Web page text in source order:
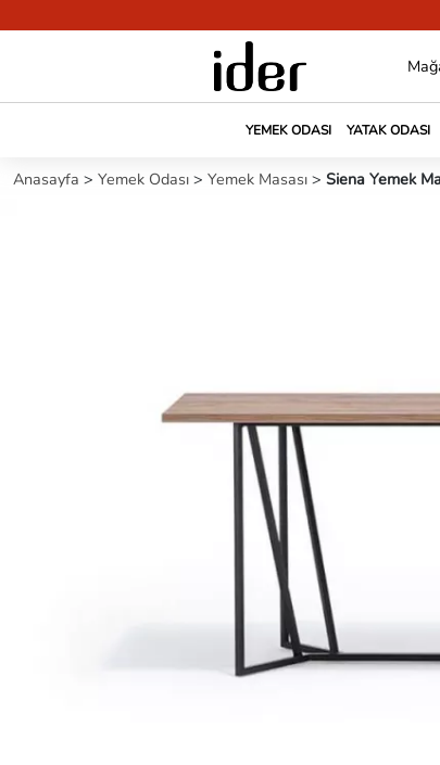
YEMEK ODASI YATAK ODASI
Anasayfa > Yemek Odası > Yemek Masası > Siena Yemek